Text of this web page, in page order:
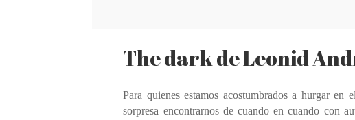
The dark de Leonid
Para quienes estamos acostumbrados a hurgar
sorpresa encontrarnos de cuando en cuando con